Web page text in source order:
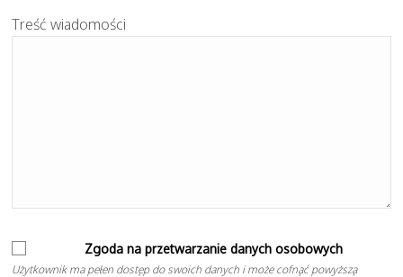
Treść wiadomości
Zgoda na przetwarzanie danych osobowych
Użytkownik ma pełen dostęp do swoich danych i może cofnąć powyższą